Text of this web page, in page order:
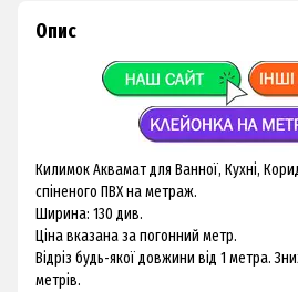
Опис
Килимок Аквамат для Ванної, Кухні,
спіненого ПВХ на метраж.
Ширина: 130 див.
Ціна вказана за погонний метр.
Відріз будь-якої довжини від 1 метра.
метрів.